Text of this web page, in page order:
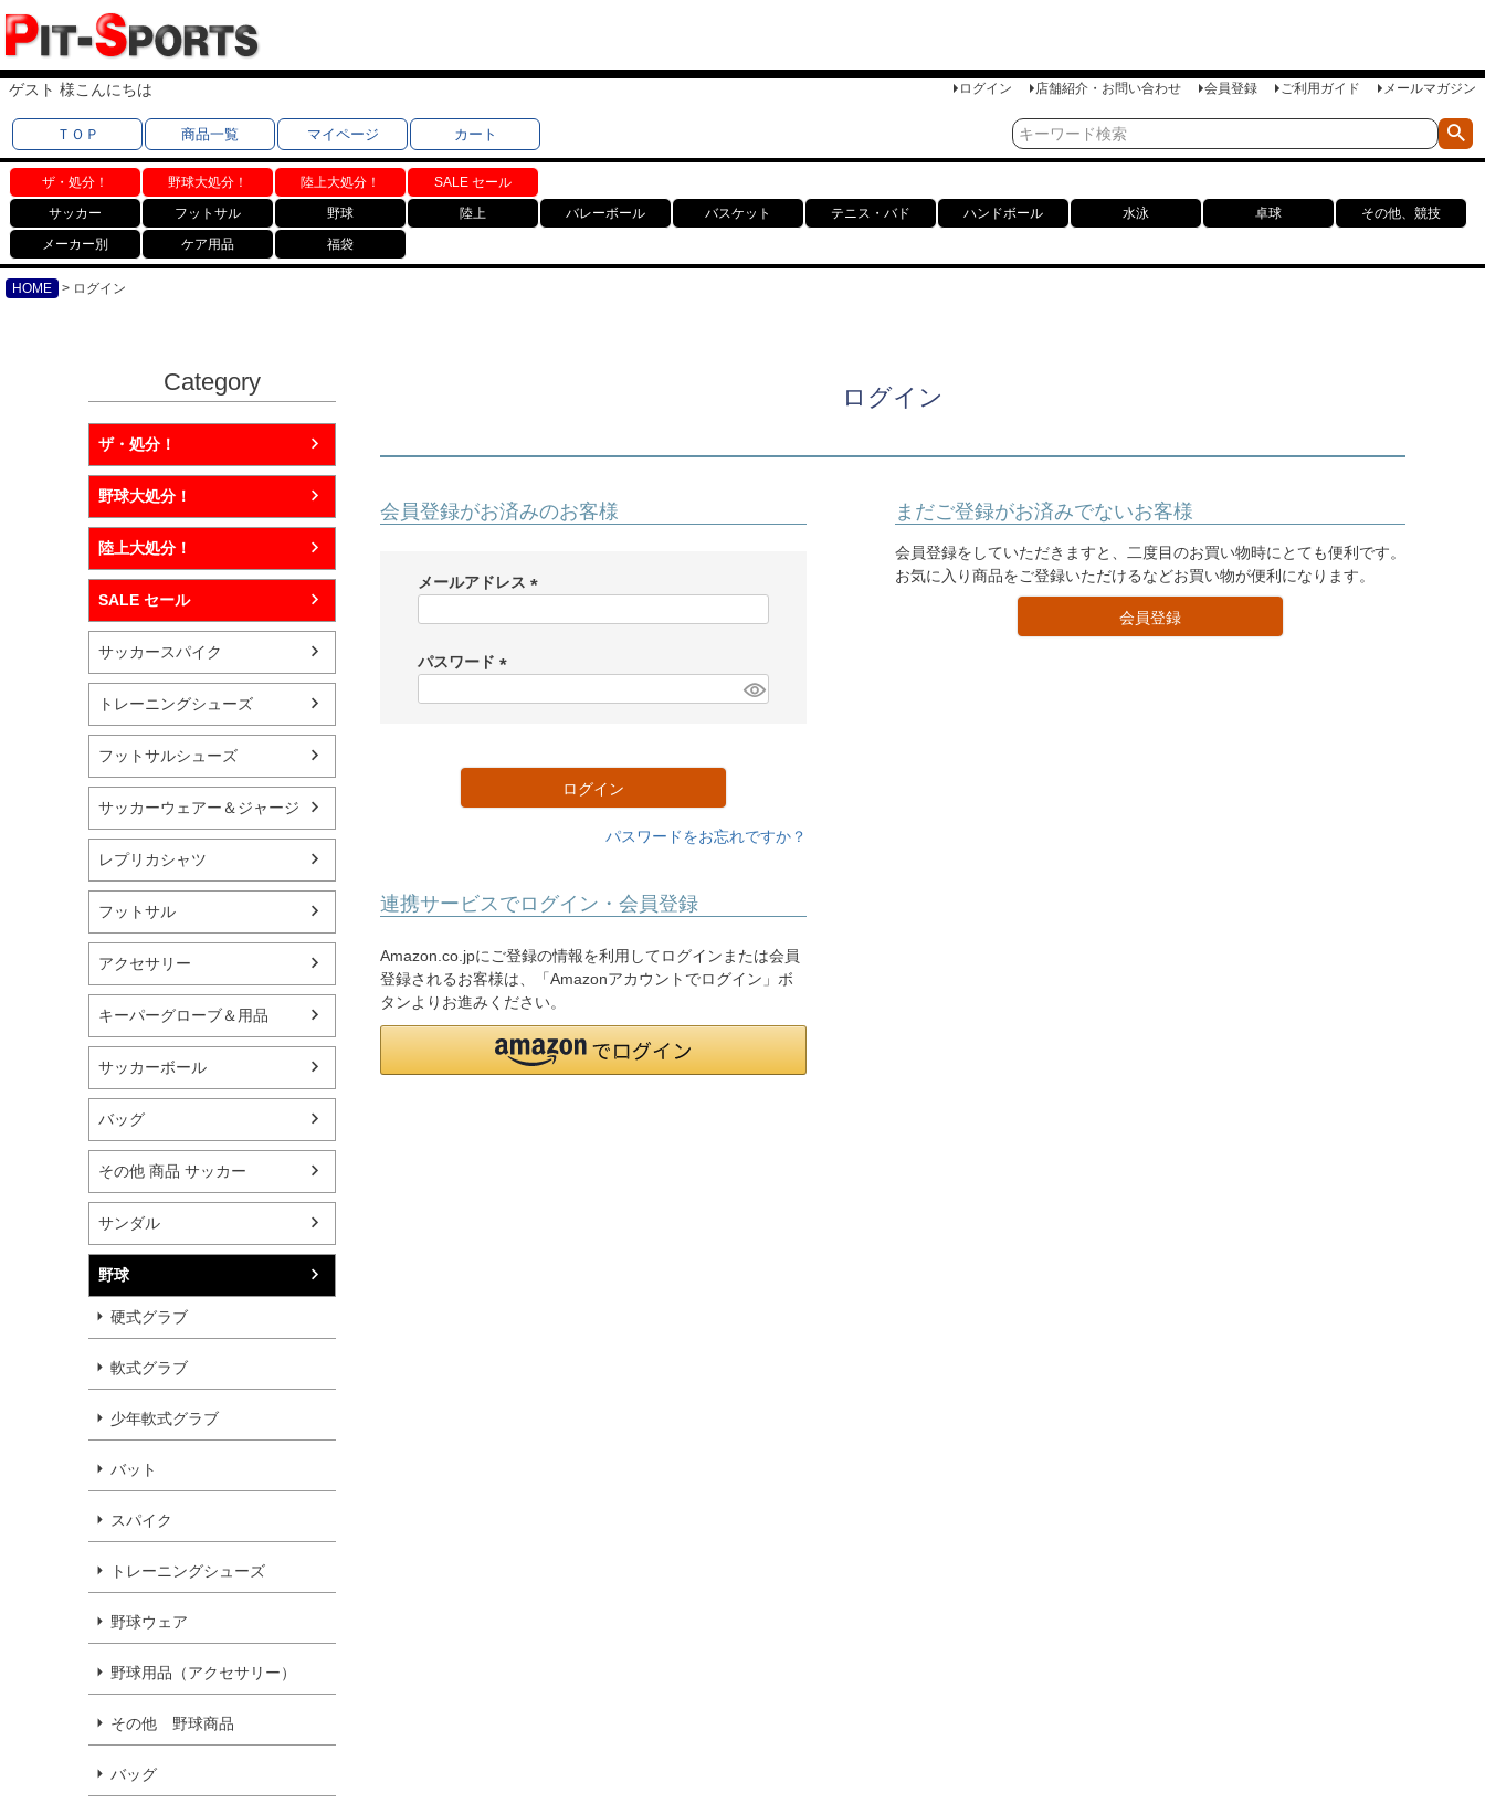
ゲスト 様こんにちは ログイン 店舗紹介・お問い合わせ 会員登録 ご利用ガイド メールマガジン
ＴＯＰ 商品一覧 マイページ カート
ザ・処分！ 野球大処分！ 陸上大処分！
SALE セール
サッカー
フットサル 野球 陸上 バレーボール バスケット テニス・バド ハンドボール 水泳 卓球
その他、競技
メーカー別
ケア用品 福袋
HOME ログイン
Category
ザ・処分！
野球大処分！
陸上大処分！
SALE セール
サッカースパイク
トレーニングシューズ
フットサルシューズ
サッカーウェアー＆ジャージ
レプリカシャツ
フットサル
アクセサリー
キーパーグローブ＆用品
サッカーボール
バッグ
その他 商品 サッカー
サンダル
野球
硬式グラブ
軟式グラブ
少年軟式グラブ
バット
スパイク
トレーニングシューズ
野球ウェア
野球用品（アクセサリー）
その他 野球商品
バッグ
ログイン
会員登録がお済みのお客様
メールアドレス
)
パスワード
ログイン
パスワードをお忘れですか？
連携サービスでログイン・会員登録
Amazon.co.jpにご登録の情報を利用してログインまたは会員
登録されるお客様は、「Amazonアカウントでログイン」ボ
タンよりお進みください。
まだご登録がお済みでないお客様
会員登録をしていただきますと、二度目のお買い物時にとても便利です。
お気に入り商品をご登録いただけるなどお買い物が便利になります。
会員登録